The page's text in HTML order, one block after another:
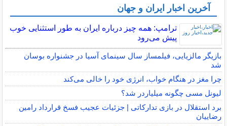
آخرین اخبار ایران و جهان
ترامپ: همه چیز درباره ایران به طور استثنایی خوب
پیش می‌رود
بازیگر مالزیایی، فیلمساز سال سینمای آسیا در جشنواره بوسان
شد
چرا مغز در هنگام خواب، انرژی خود را خالی می‌کند
لیونل مسی چگونه میلیاردر شد؟
برد استقلال در بازی تدارکاتی | جزئیات عجیب فسخ قرارداد رامین
رضاییان